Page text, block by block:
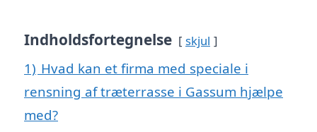
Indholdsfortegnelse skjul
1) Hvad kan et firma med speciale i
rensning af træterrasse i Gassum hjælpe
med?